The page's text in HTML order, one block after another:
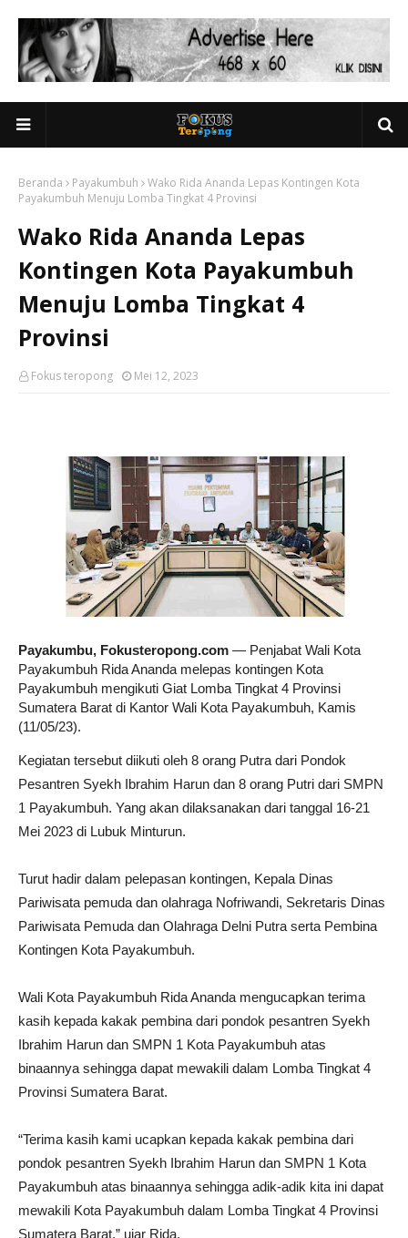
Beranda Payakumbuh
Wako Rida Ananda Lepas Kontingen Kota
Payakumbuh Menuju Lomba Tingkat 4 Provinsi
Wako Rida Ananda Lepas
Kontingen Kota Payakumbuh
Menuju Lomba Tingkat 4
Provinsi
Fokus teropong Mei 12, 2023
Payakumbu, Fokusteropong.com — Penjabat Wali Kota
Payakumbuh Rida Ananda melepas kontingen Kota
Payakumbuh mengikuti Giat Lomba Tingkat 4 Provinsi
Sumatera Barat di Kantor Wali Kota Payakumbuh, Kamis
(11/05/23).
Kegiatan tersebut diikuti oleh 8 orang Putra dari Pondok
Pesantren Syekh Ibrahim Harun dan 8 orang Putri dari SMPN
1 Payakumbuh. Yang akan dilaksanakan dari tanggal 16-21
Mei 2023 di Lubuk Minturun.
Turut hadir dalam pelepasan kontingen, Kepala Dinas
Pariwisata pemuda dan olahraga Nofriwandi, Sekretaris Dinas
Pariwisata Pemuda dan Olahraga Delni Putra serta Pembina
Kontingen Kota Payakumbuh.
Wali Kota Payakumbuh Rida Ananda mengucapkan terima
kasih kepada kakak pembina dari pondok pesantren Syekh
Ibrahim Harun dan SMPN 1 Kota Payakumbuh atas
binaannya sehingga dapat mewakili dalam Lomba Tingkat 4
Provinsi Sumatera Barat.
“Terima kasih kami ucapkan kepada kakak pembina dari
pondok pesantren Syekh Ibrahim Harun dan SMPN 1 Kota
Payakumbuh atas binaannya sehingga adik-adik kita ini dapat
mewakili Kota Payakumbuh dalam Lomba Tingkat 4 Provinsi
Sumatera Barat,” ujar Rida.